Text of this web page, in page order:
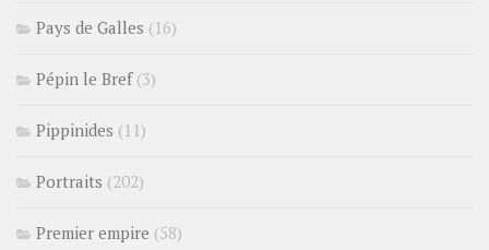
Pays de Galles (16)
Pépin le Bref(3)
Pippinides (11)
Portraits (202)
Premier empire (58)